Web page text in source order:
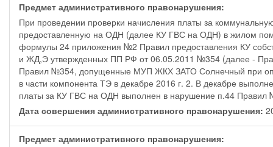
Предмет административного правонарушения:
При проведении проверки начисления платы за
предоставленную на ОДН (далее КУ ГВС на ОДН) в жилом
формулы 24 приложения №2 Правил предоставления КУ
и ЖД,Э утвержденных ПП РФ от 06.05.2011 №354 (далее -
Правил №354, допущенные МУП ЖКХ ЗАТО Солнечный при
в части компонента ТЭ в декабре 2016 г. 2. В декабре
платы за КУ ГВС на ОДН выполнен в нарушение п.44 Правил
Дата совершения административного правонарушения:
Предмет административного правонарушения: